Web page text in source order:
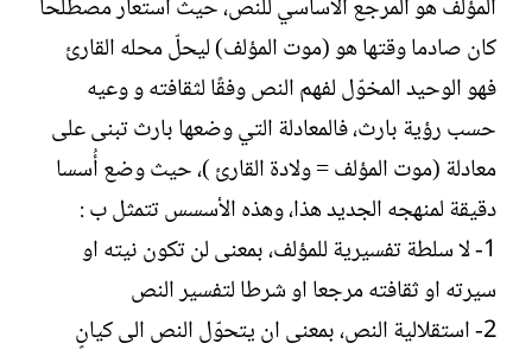
المؤلف هو المرجع الأساسي للنص، حيث استعار مصطلحا
كان صادما وقتها هو (موت المؤلف) ليحلّ محله القارئ
فهو الوحيد المخوّل لفهم النص وفقًا لثقافته و وعيه
حسب رؤية بارث، فالمعادلة التي وضعها بارث تبنى على
معادلة (موت المؤلف = ولادة القارئ )، حيث وضع أُسسا
دقيقة لمنهجه الجديد هذا، وهذه الأسسس تتمثل ب :
1- لا سلطة تفسيرية للمؤلف، بمعنى لن تكون نيته او
سيرته او ثقافته مرجعا او شرطا لتفسير النص
2- استقلالية النص، بمعنى ان يتحوّل النص الى كيانٍ